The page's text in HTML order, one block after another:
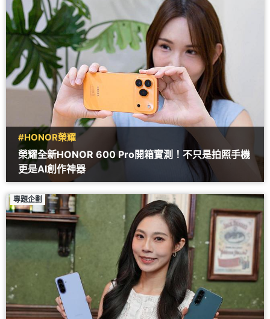
#HONOR榮耀
榮耀全新HONOR 600 Pro開箱實測！不只是拍照手機
更是AI創作神器
專題企劃